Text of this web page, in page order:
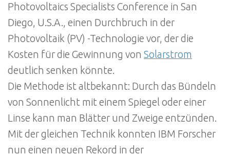
Photovoltaics Specialists Conference in San
Diego, U.S.A., einen Durchbruch in der
Photovoltaik (PV) -Technologie vor, der die
Kosten für die Gewinnung von Solarstrom
deutlich senken könnte.
Die Methode ist altbekannt: Durch das Bündeln
von Sonnenlicht mit einem Spiegel oder einer
Linse kann man Blätter und Zweige entzünden.
Mit der gleichen Technik konnten IBM Forscher
nun einen neuen Rekord in der